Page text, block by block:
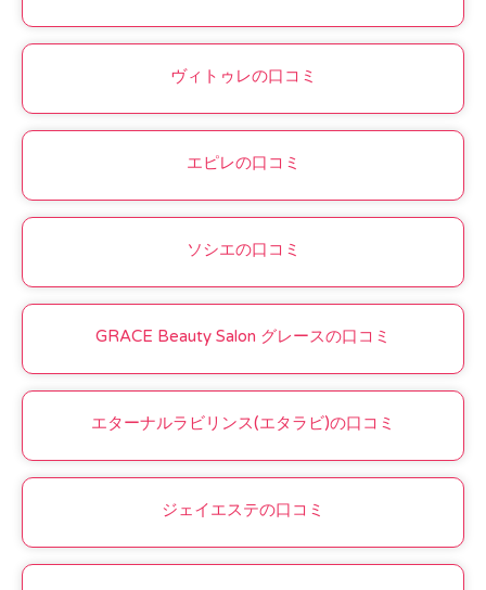
ヴィトゥレの口コミ
エピレの口コミ
ソシエの口コミ
GRACE Beauty Salon グレースの口コミ
エターナルラビリンス(エタラビ)の口コミ
ジェイエステの口コミ